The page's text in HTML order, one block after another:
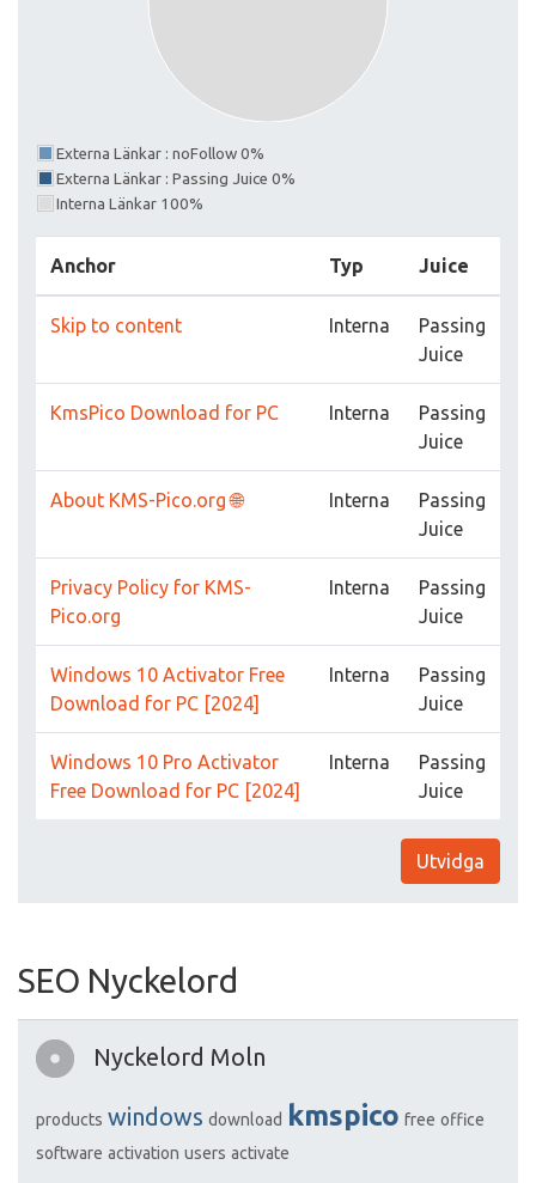
Externa Länkar : noFollow 0%
Externa Länkar : Passing Juice 0%
Interna Länkar 100%
Anchor Typ Juice
Skip to content Interna
Passing
Juice
KmsPico Download for PC Interna
Passing
Juice
About KMS-Pico.org 🌐 Interna
Passing
Juice
Privacy Policy for KMS-
Pico.org
Interna
Passing
Juice
Windows 10 Activator Free
Download for PC [2024]
Interna
Passing
Juice
Windows 10 Pro Activator
Free Download for PC [2024]
Interna
Passing
Juice
Utvidga
SEO Nyckelord
Nyckelord Moln
products windows download kmspico free office
software activation users activate